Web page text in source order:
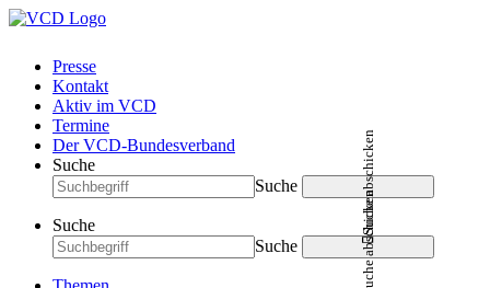
Presse
Kontakt
Aktiv im VCD
Termine
Der VCD-Bundesverband
Suche
Suche
Suche abschicken
Suche
Suche
Suche abschicken